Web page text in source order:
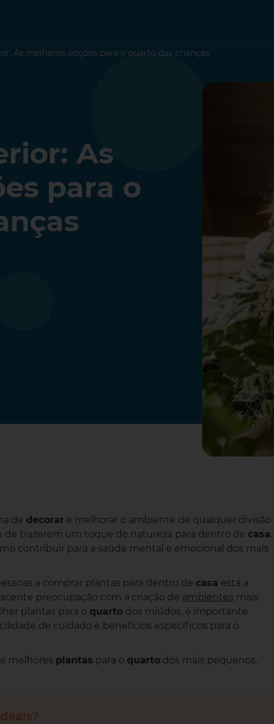
As melhores opções para o quarto das crianças
As
para o
de decorar e melhorar o ambiente de qualquer divisão
de trazerem um toque de natureza para dentro de casa,
contribuir para a saúde mental e emocional dos mais
a comprar plantas para dentro de casa está a
preocupação com a criação de ambientes mais
plantas para o quarto dos miúdos, é importante
de cuidado e benefícios específicos para o
melhores plantas para o quarto dos mais pequenos.